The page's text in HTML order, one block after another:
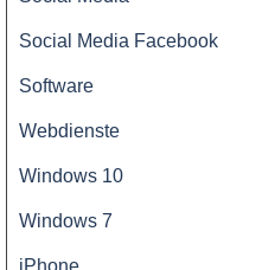
Social Media Facebook
Software
Webdienste
Windows 10
Windows 7
iPhone